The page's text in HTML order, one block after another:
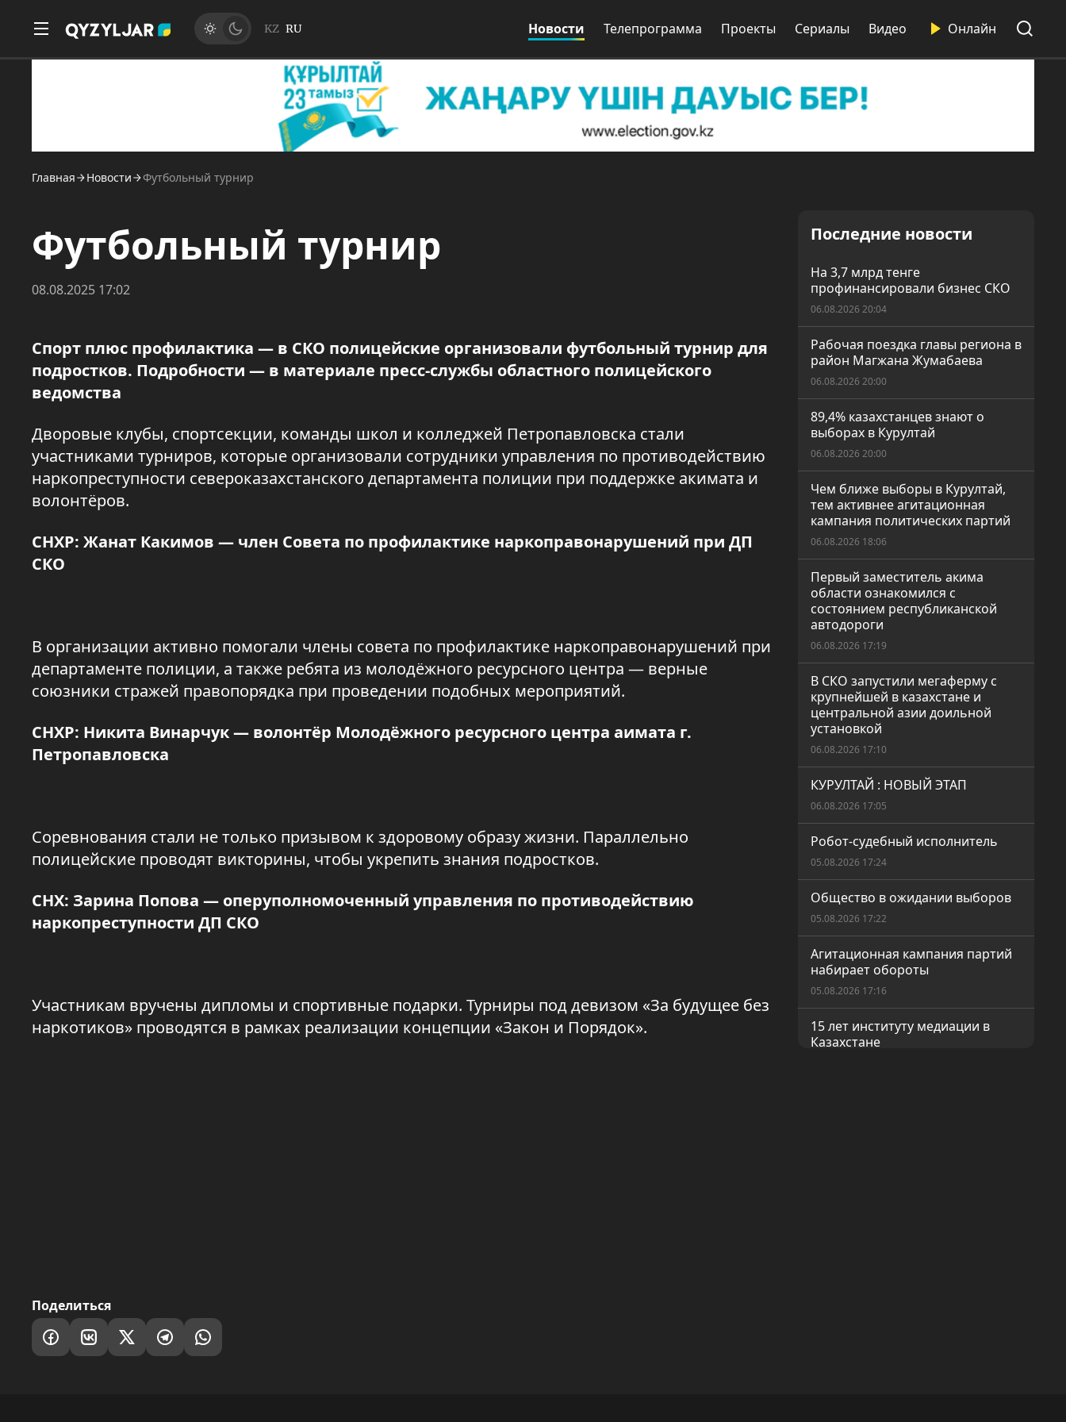
KZ RU Новости Телепрограмма Проекты Сериалы Видео Онлайн
Главная Новости Футбольный турнир
Футбольный турнир
08.08.2025 17:02
Спорт плюс профилактика — в СКО полицейские организовали футбольный турнир для
подростков. Подробности — в материале пресс-службы областного полицейского
ведомства
Дворовые клубы, спортсекции, команды школ и колледжей Петропавловска стали
участниками турниров, которые организовали сотрудники управления по противодействию
наркопреступности североказахстанского департамента полиции при поддержке акимата и
волонтёров.
СНХР: Жанат Какимов — член Совета по профилактике наркоправонарушений при ДП
СКО
В организации активно помогали члены совета по профилактике наркоправонарушений при
департаменте полиции, а также ребята из молодёжного ресурсного центра — верные
союзники стражей правопорядка при проведении подобных мероприятий.
СНХР: Никита Винарчук — волонтёр Молодёжного ресурсного центра аимата г.
Петропавловска
Соревнования стали не только призывом к здоровому образу жизни. Параллельно
полицейские проводят викторины, чтобы укрепить знания подростков.
СНХ: Зарина Попова — оперуполномоченный управления по противодействию
наркопреступности ДП СКО
Участникам вручены дипломы и спортивные подарки. Турниры под девизом «За будущее без
наркотиков» проводятся в рамках реализации концепции «Закон и Порядок».
Поделиться
Последние новости
На 3,7 млрд тенге
профинансировали бизнес СКО
06.08.2026 20:04
Рабочая поездка главы региона в
район Магжана Жумабаева
06.08.2026 20:00
89,4% казахстанцев знают о
выборах в Курултай
06.08.2026 20:00
Чем ближе выборы в Курултай,
тем активнее агитационная
кампания политических партий
06.08.2026 18:06
Первый заместитель акима
области ознакомился с
состоянием республиканской
автодороги
06.08.2026 17:19
В СКО запустили мегаферму с
крупнейшей в казахстане и
центральной азии доильной
установкой
06.08.2026 17:10
КУРУЛТАЙ : НОВЫЙ ЭТАП
06.08.2026 17:05
Робот-судебный исполнитель
05.08.2026 17:24
Общество в ожидании выборов
05.08.2026 17:22
Агитационная кампания партий
набирает обороты
05.08.2026 17:16
15 лет институту медиации в
Казахстане